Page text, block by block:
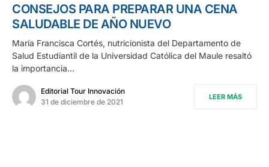
CONSEJOS PARA PREPARAR UNA CENA
SALUDABLE DE AÑO NUEVO
María Francisca Cortés, nutricionista del Departamento de
Salud Estudiantil de la Universidad Católica del Maule resaltó
la importancia…
Editorial Tour Innovación
31 de diciembre de 2021
LEER MÁS